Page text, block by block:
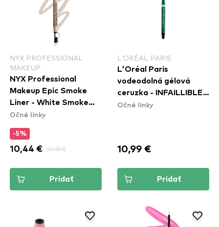
NYX PROFESSIONAL
MAKEUP
NYX Professional
Makeup Epic Smoke
Liner - White Smoke
(ESL01)
Očné linky
-5%
10,44 € 10,99 €
Pridať
L’ORÉAL PARIS
L'Oréal Paris
vodeodolná gélová
ceruzka - INFAILLIBLE
36h Grip Gel Automatic
Očné linky
10,99 €
Pridať